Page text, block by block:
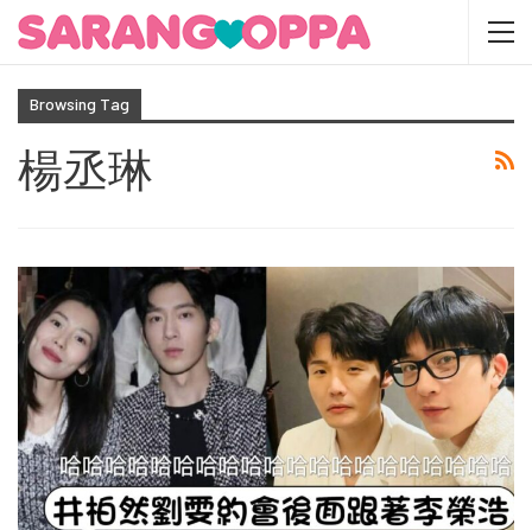
Browsing Tag
楊丞琳